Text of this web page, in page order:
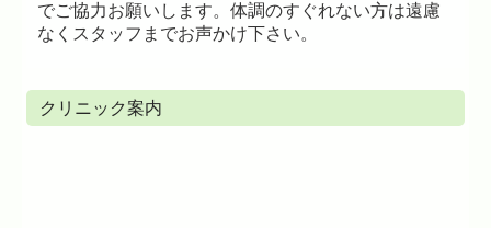
でご協力お願いします。体調のすぐれない方は遠慮
なくスタッフまでお声かけ下さい。
クリニック案内